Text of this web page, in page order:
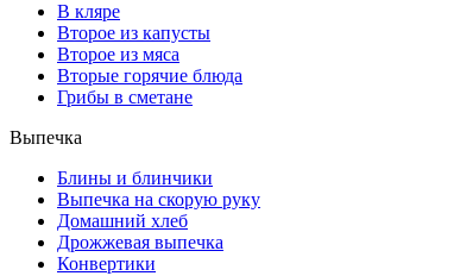
В кляре
Второе из капусты
Второе из мяса
Вторые горячие блюда
Грибы в сметане
Выпечка
Блины и блинчики
Выпечка на скорую руку
Домашний хлеб
Дрожжевая выпечка
Конвертики